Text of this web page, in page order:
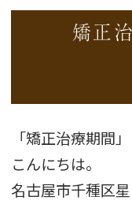
矯正
「矯正治療期間
こんにちは。
名古屋市千種区